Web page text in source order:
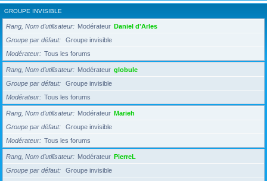
GROUPE INVISIBLE
Rang, Nom d’utilisateur Modérateur Daniel d'Arles
Groupe par défaut
Groupe invisible
Modérateur
Tous les forums
Rang, Nom d’utilisateur Modérateur globule
Groupe par défaut
Groupe invisible
Modérateur
Tous les forums
Rang, Nom d’utilisateur Modérateur Marieh
Groupe par défaut
Groupe invisible
Modérateur
Tous les forums
Rang, Nom d’utilisateur Modérateur PierreL
Groupe par défaut
Groupe invisible